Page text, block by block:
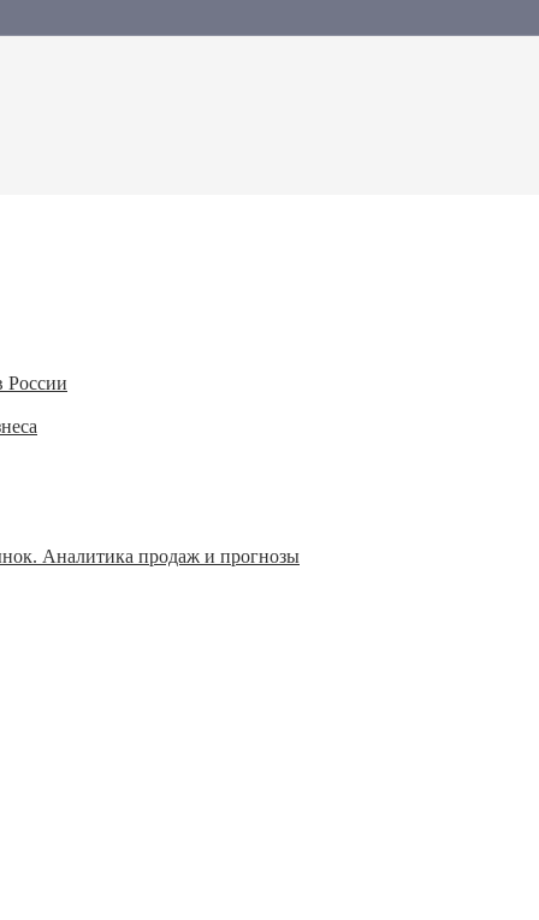
России
Аналитика продаж и прогнозы